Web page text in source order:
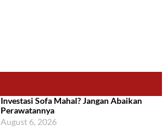
Investasi Sofa Mahal? Jangan Abaikan
Perawatannya
August 6, 2026